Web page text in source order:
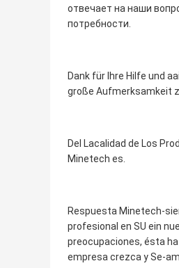
отвечает на наши
потребности.
Dank für Ihre Hilfe und
große Aufmerksamkeit
Del Lacalidad de Los
Minetech es.
Respuesta Minetech-
profesional en SU ein
preocupaciones, ésta
empresa crezca y Se-